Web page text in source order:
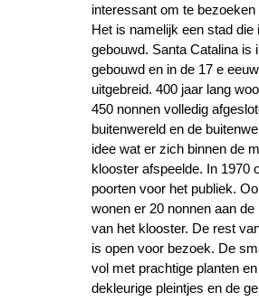
interessant om te bezoeken
Het is namelijk een stad die
gebouwd. Santa Catalina is
gebouwd en in de 17 e
uitgebreid. 400 jaar lang
450 nonnen volledig
buitenwereld en de
idee wat er zich binnen de
klooster afspeelde. In 1970
poorten voor het publiek.
wonen er 20 nonnen aan de
van het klooster. De rest
is open voor bezoek. De
vol met prachtige planten
dekleurige pleintjes en de